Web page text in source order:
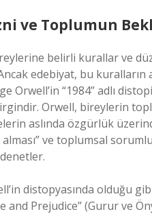
ve Toplumun
belirli kurallar ve
edebiyat, bu kuralların
Orwell’in “1984” adlı
Orwell, bireylerin
aslında özgürlük
ve toplumsal
distopyasında olduğu
and Prejudice” (Gurur ve